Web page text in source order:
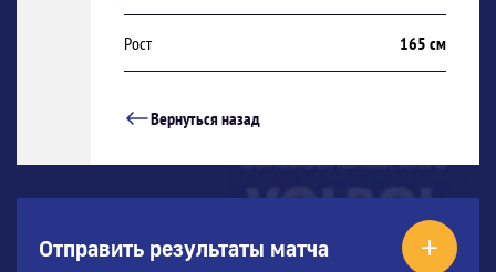
Рост 165 см
Вернуться назад
Отправить результаты матча